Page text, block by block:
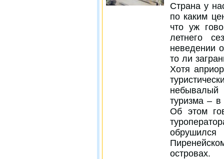
Страна у
по каким
что уж
летнего
неведении
то ли
Хотя
небывалый
туризма –
Об этом
островах.